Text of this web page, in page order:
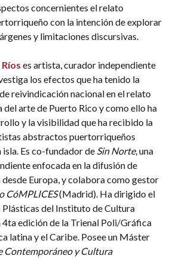
concernientes el relato
con la intención de explorar
y limitaciones discursivas.
es artista, curador independiente
los efectos que ha tenido la
reivindicación nacional en el relato
arte de Puerto Rico y como ello ha
y la visibilidad que ha recibido la
abstractos puertorriqueños
Es co-fundador de Sin Norte, una
enfocada en la difusión de
Europa, y colabora como gestor
CóMPLICES(Madrid). Ha dirigido el
del Instituto de Cultura
4ta edición de la Trienal Poli/Gráfica
latina y el Caribe. Posee un Máster
Contemporáneo y Cultura